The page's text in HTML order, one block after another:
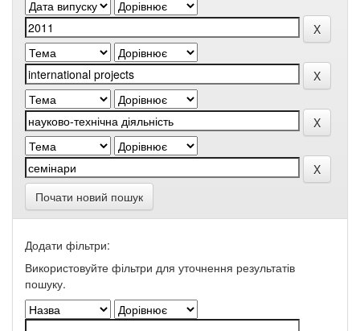
Почати новий пошук
Додати фільтри:
Використовуйте фільтри для уточнення результатів
пошуку.